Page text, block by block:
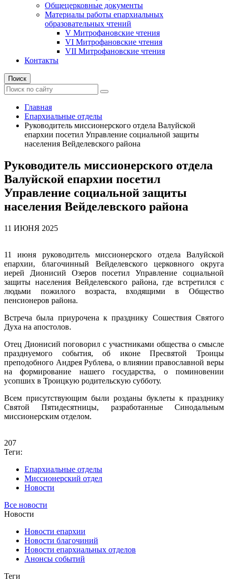
Общецерковные документы
Материалы работы епархиальных
образовательных чтений
V Митрофановские чтения
VI Митрофановские чтения
VII Митрофановские чтения
Контакты
Поиск
Главная
Епархиальные отделы
Руководитель миссионерского отдела Валуйской
епархии посетил Управление социальной защиты
населения Вейделевского района
Руководитель миссионерского отдела
Валуйской епархии посетил
Управление социальной защиты
населения Вейделевского района
11 ИЮНЯ 2025
11 июня руководитель миссионерского отдела Валуйской
епархии, благочинный Вейделевского церковного округа
иерей Дионисий Озеров посетил Управление социальной
защиты населения Вейделевского района, где встретился с
людьми пожилого возраста, входящими в Общество
пенсионеров района.
Встреча была приурочена к празднику Сошествия Святого
Духа на апостолов.
Отец Дионисий поговорил с участниками общества о смысле
празднуемого события, об иконе Пресвятой Троицы
преподобного Андрея Рублева, о влиянии православной веры
на формирование нашего государства, о поминовении
усопших в Троицкую родительскую субботу.
Всем присутствующим были розданы буклеты к празднику
Святой Пятидесятницы, разработанные Синодальным
миссионерским отделом.
207
Теги:
Епархиальные отделы
Миссионерский отдел
Новости
Все новости
Новости
Новости епархии
Новости благочиний
Новости епархиальных отделов
Анонсы событий
Теги